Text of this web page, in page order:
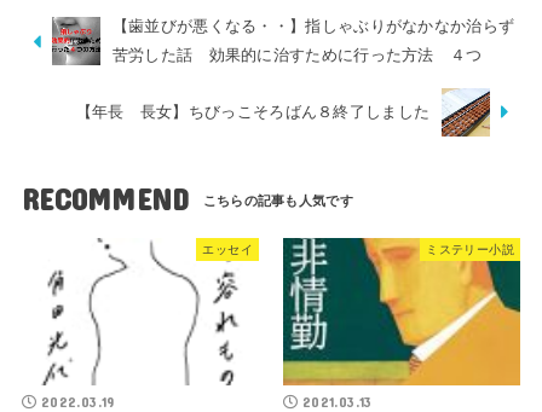
【歯並びが悪くなる・・】指しゃぶりがなかなか治らず
苦労した話 効果的に治すために行った方法 ４つ
【年長 長女】ちびっこそろばん８終了しました
RECOMMEND
エッセイ
2022.03.19
ミステリー小説
2021.03.13